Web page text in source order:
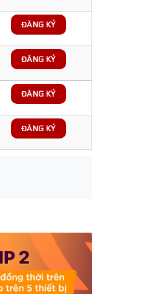
ĐĂNG KÝ
ĐĂNG KÝ
ĐĂNG KÝ
ĐĂNG KÝ